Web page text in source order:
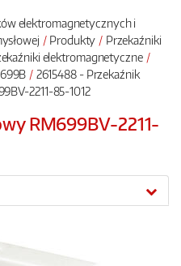
elektromagnetycznych i
Produkty
Przekaźniki
elektromagnetyczne
2615488 - Przekaźnik
2211-85-1012
RM699BV-2211-